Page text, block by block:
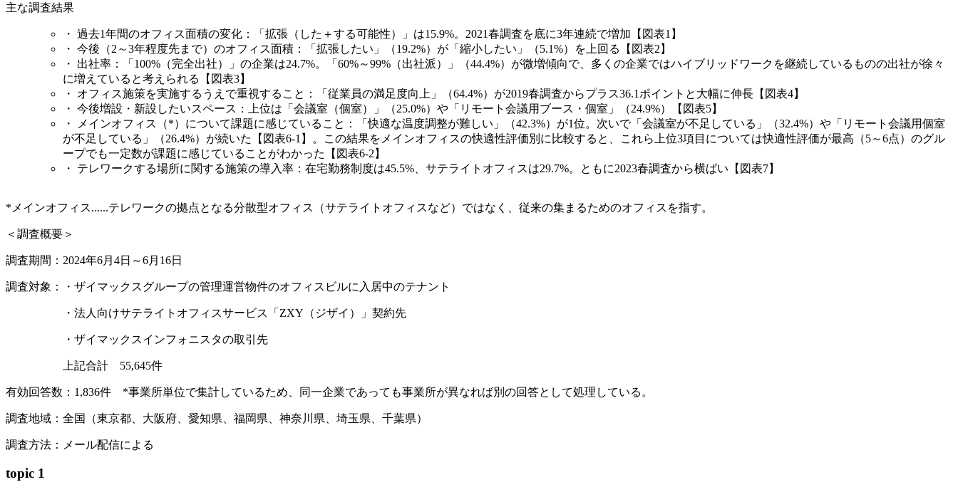
主な調査結果
・ 過去1年間のオフィス面積の変化：「拡張（した＋する可能性）」は15.9%。2021春調査を底に3年連続で増加【図表1】
・ 今後（2～3年程度先まで）のオフィス面積：「拡張したい」（19.2%）が「縮小したい」（5.1%）を上回る【図表2】
・ 出社率：「100%（完全出社）」の企業は24.7%。「60%～99%（出社派）」（44.4%）が微増傾向で、多くの企業ではハイブリッドワークを継続しているものの出社が徐々
に増えていると考えられる【図表3】
・ オフィス施策を実施するうえで重視すること：「従業員の満足度向上」（64.4%）が2019春調査からプラス36.1ポイントと大幅に伸長【図表4】
・ 今後増設・新設したいスペース：上位は「会議室（個室）」（25.0%）や「リモート会議用ブース・個室」（24.9%）【図表5】
・ メインオフィス（*）について課題に感じていること：「快適な温度調整が難しい」（42.3%）が1位。次いで「会議室が不足している」（32.4%）や「リモート会議用個室
が不足している」（26.4%）が続いた【図表6-1】。この結果をメインオフィスの快適性評価別に比較すると、これら上位3項目については快適性評価が最高（5～6点）のグル
ープでも一定数が課題に感じていることがわかった【図表6-2】
・ テレワークする場所に関する施策の導入率：在宅勤務制度は45.5%、サテライトオフィスは29.7%。ともに2023春調査から横ばい【図表7】
*メインオフィス......テレワークの拠点となる分散型オフィス（サテライトオフィスなど）ではなく、従来の集まるためのオフィスを指す。
＜調査概要＞
調査期間：2024年6月4日～6月16日
調査対象：・ザイマックスグループの管理運営物件のオフィスビルに入居中のテナント
・法人向けサテライトオフィスサービス「ZXY（ジザイ）」契約先
・ザイマックスインフォニスタの取引先
上記合計 55,645件
有効回答数：1,836件 *事業所単位で集計しているため、同一企業であっても事業所が異なれば別の回答として処理している。
調査地域：全国（東京都、大阪府、愛知県、福岡県、神奈川県、埼玉県、千葉県）
調査方法：メール配信による
topic 1